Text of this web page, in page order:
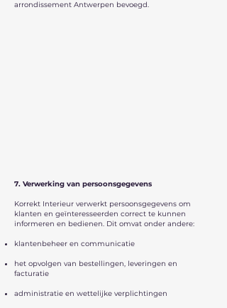
arrondissement Antwerpen bevoegd.
7. Verwerking van persoonsgegevens
Korrekt Interieur verwerkt persoonsgegevens om
klanten en geïnteresseerden correct te kunnen
informeren en bedienen. Dit omvat onder andere:
klantenbeheer en communicatie
het opvolgen van bestellingen, leveringen en
facturatie
administratie en wettelijke verplichtingen